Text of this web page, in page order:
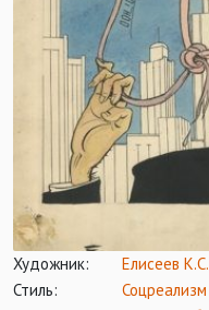
Художник:
Елисеев К.С.
Стиль:
Соцреализм